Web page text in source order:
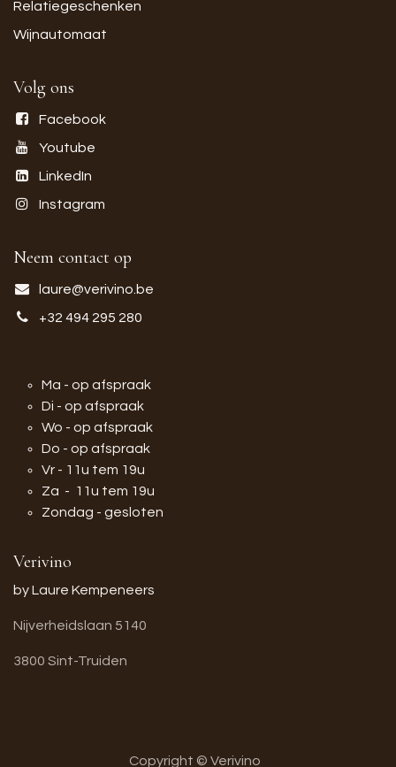
Relatiegeschenken
Wijnautomaat
Volg ons
Facebook
Youtube
LinkedIn
Instagram
Neem contact op
laure@verivino.be
+32 494 295 280
Ma - op afspraak
Di - op afspraak
Wo - op afspraak
Do - op afspraak
Vr - 11u tem 19u
Za - 11u tem 19u
Zondag - gesloten
Verivino
by Laure Kempeneers
Nijverheidslaan 5140
3800 Sint-Truiden
Copyright © Verivino